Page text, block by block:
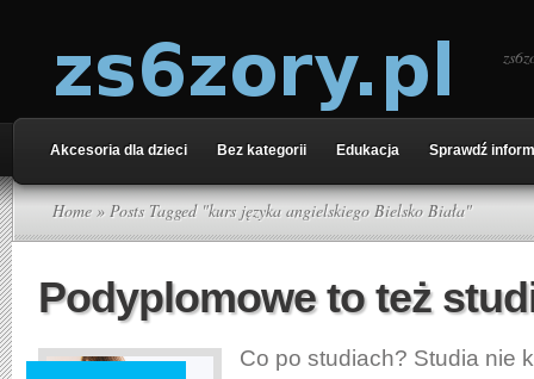
Akcesoria dla dzieci Bez kategorii Edukacja Sprawdź
Home » Posts Tagged "kurs języka angielskiego Bielsko Biała"
Podyplomowe to też
Co po studiach? Studia nie